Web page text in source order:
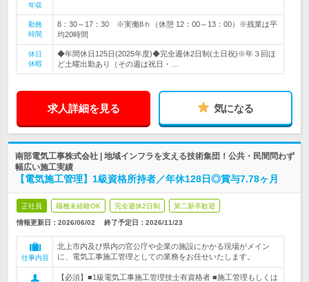
年収
勤務
時間
8：30～17：30 ※実働8ｈ（休憩 12：00～13：00）※残業は平
均20時間
休日
休暇
◆年間休日125日(2025年度)◆完全週休2日制(土日祝)※年３回ほ
ど土曜出勤あり（その週は祝日・…
求人詳細を見る 気になる
南部電気工事株式会社 | 地域インフラを支える技術集団！公共・民間問わず
幅広い施工実績
【電気施工管理】1級資格所持者／年休128日◎賞与7.78ヶ月
正社員 職種未経験OK 完全週休2日制 第二新卒歓迎
情報更新日：2026/06/02 終了予定日： 2026/11/23
仕事内容
北上市内及び県内の官公庁や企業の施設にかかる現場がメイン
に、電気工事施工管理としての業務をお任せいたします。
【必須】■1級電気工事施工管理技士有資格者 ■施工管理もしくは